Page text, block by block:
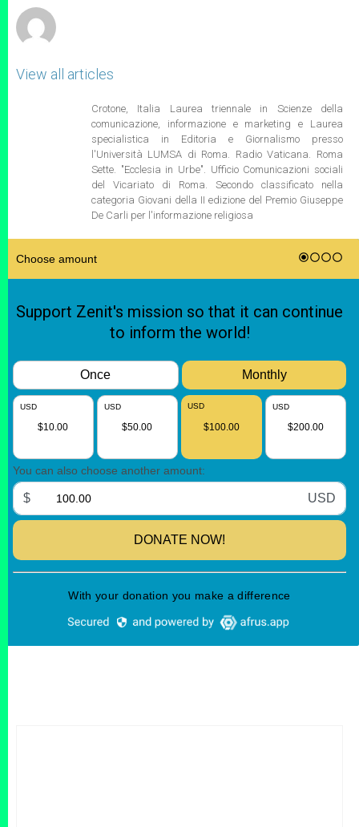
View all articles
Crotone, Italia Laurea triennale in Scienze della
comunicazione, informazione e marketing e Laurea
specialistica in Editoria e Giornalismo presso
l'Università LUMSA di Roma. Radio Vaticana. Roma
Sette. "Ecclesia in Urbe". Ufficio Comunicazioni sociali
del Vicariato di Roma. Secondo classificato nella
categoria Giovani della II edizione del Premio Giuseppe
De Carli per l'informazione religiosa